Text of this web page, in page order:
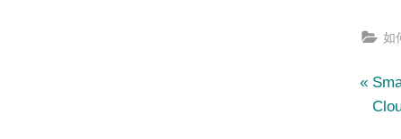
如
文
P
r